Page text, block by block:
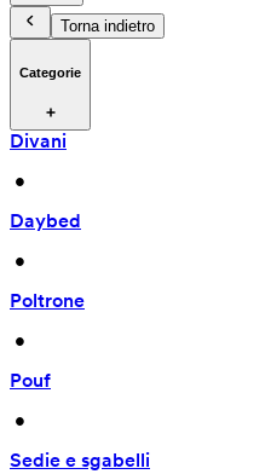
Torna indietro
Categorie
Divani
•
Daybed
•
Poltrone
•
Pouf
•
Sedie e sgabelli